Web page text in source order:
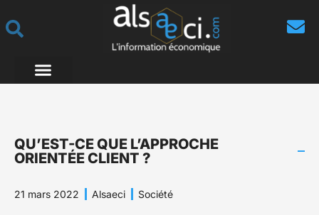
QU’EST-CE QUE L’APPROCHE
ORIENTÉE CLIENT ?
21 mars 2022 Alsaeci Société